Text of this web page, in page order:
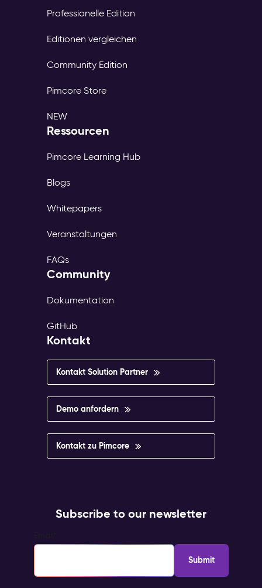
Professionelle Edition
Editionen vergleichen
Community Edition
Pimcore Store
NEW
Ressourcen
Pimcore Learning Hub
Blogs
Whitepapers
Veranstaltungen
FAQs
Community
Dokumentation
GitHub
Kontakt
Kontakt Solution Partner
Demo anfordern
Kontakt zu Pimcore
Subscribe to our newsletter